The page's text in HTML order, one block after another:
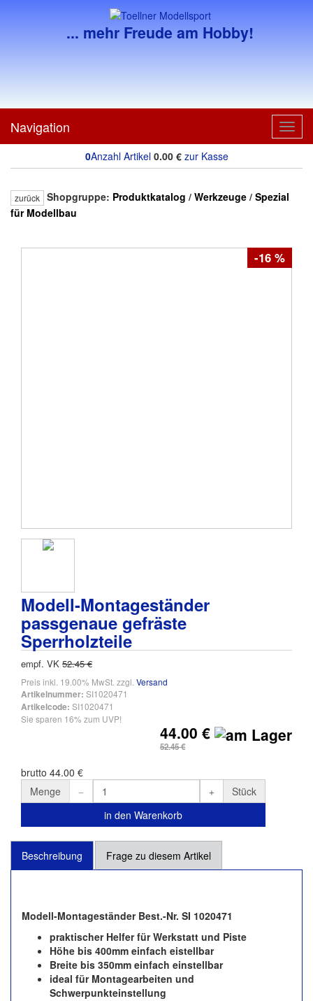
... mehr Freude am Hobby!
Navigation
0Anzahl Artikel 0.00€ zur Kasse
zurück Shopgruppe: Produktkatalog / Werkzeuge / Spezial
für Modellbau
-16 %
Modell-Montageständer
passgenaue gefräste
Sperrholzteile
empf. VK 52.45 €
Preis inkl. 19.00% MwSt. zzgl. Versand
Artikelnummer: SI1020471
Artikelcode: SI1020471
Sie sparen 16% zum UVP!
44.00 €
52.45 €
brutto 44.00 €
Menge
Stück
in den Warenkorb
Beschreibung Frage zu diesem Artikel
Modell-Montageständer Best.-Nr. SI 1020471
praktischer Helfer für Werkstatt und Piste
Höhe bis 400mm einfach eistellbar
Breite bis 350mm einfach einstellbar
ideal für Montagearbeiten und
Schwerpunkteinstellung